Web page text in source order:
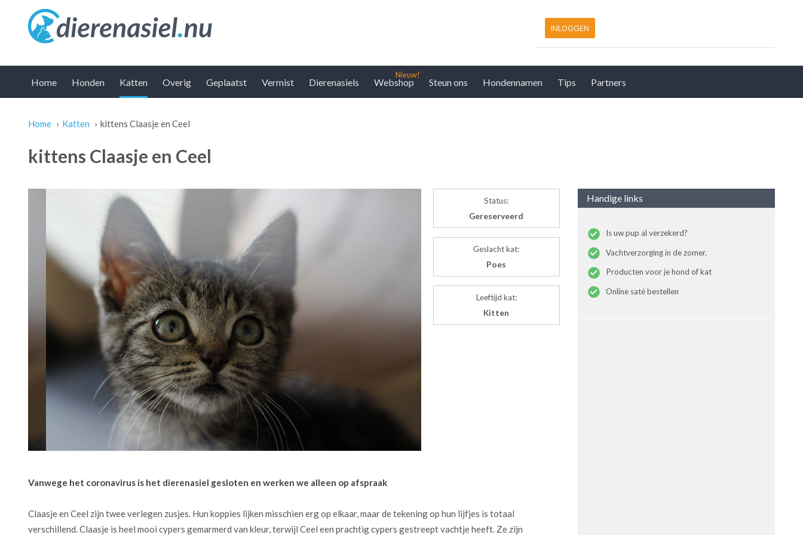
INLOGGEN
Home Honden Katten Overig Geplaatst Vermist Dierenasiels Webshop Steun ons Hondennamen Tips Partners
U bent hier
Home › Katten › kittens Claasje en Ceel
kittens Claasje en Ceel
Status:
Gereserveerd
Geslacht kat:
Poes
Leeftijd kat:
Kitten
Vanwege het coronavirus is het dierenasiel gesloten en werken we alleen op afspraak
Claasje en Ceel zijn twee verlegen zusjes. Hun koppies lijken misschien erg op elkaar, maar de tekening op hun lijfjes is totaal
verschillend. Claasje is heel mooi cypers gemarmerd van kleur, terwijl Ceel een prachtig cypers gestreept vachtje heeft. Ze zijn
Handige links
Is uw pup al verzekerd?
Vachtverzorging in de zomer.
Producten voor je hond of kat
Online saté bestellen